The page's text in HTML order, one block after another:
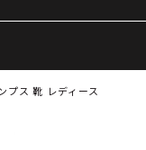
プス 靴 レディース